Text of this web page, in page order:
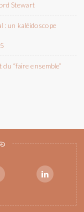
Stewart
: un kaléidoscope
“faire ensemble”